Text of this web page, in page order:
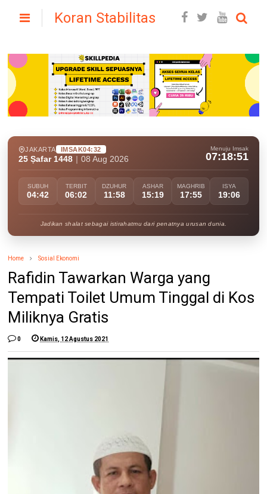
Koran Stabilitas
JAKARTA IMSAK04:32
25 Ṣafar 1448 08 Aug 2026
Menuju Imsak
07:18:50
SUBUH
04:42
TERBIT
06:02
DZUHUR
11:58
ASHAR
15:19
MAGHRIB
17:55
ISYA
19:06
Jadikan shalat sebagai istirahatmu dari penatnya urusan dunia.
Home Sosial Ekonomi
Rafidin Tawarkan Warga yang
Tempati Toilet Umum Tinggal di Kos
Miliknya Gratis
0 Kamis, 12 Agustus 2021